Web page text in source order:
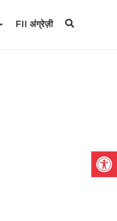
FII अंग्रेज़ी